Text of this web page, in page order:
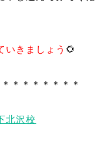
いきましょう 🌻
＊＊＊＊＊＊＊
北沢校